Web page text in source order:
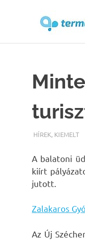
HÍREK, KIEMELT
A balatoni
kiírt
jutott.
Zalakaros
Az Új